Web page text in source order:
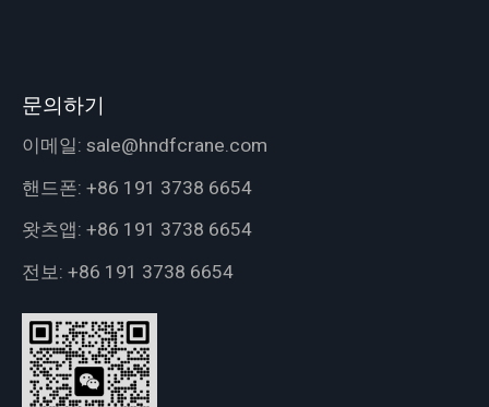
문의하기
이메일: sale@hndfcrane.com
핸드폰: +86 191 3738 6654
왓츠앱: +86 191 3738 6654
전보: +86 191 3738 6654